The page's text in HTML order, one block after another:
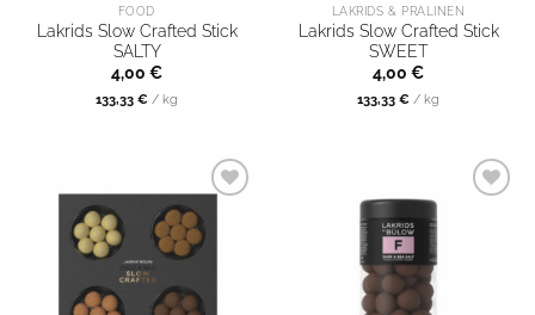
FOOD
Lakrids Slow Crafted Stick
SALTY
4,00 €
133,33 € / kg
LAKRIDS & PRALINEN
Lakrids Slow Crafted Stick
SWEET
4,00 €
133,33 € / kg